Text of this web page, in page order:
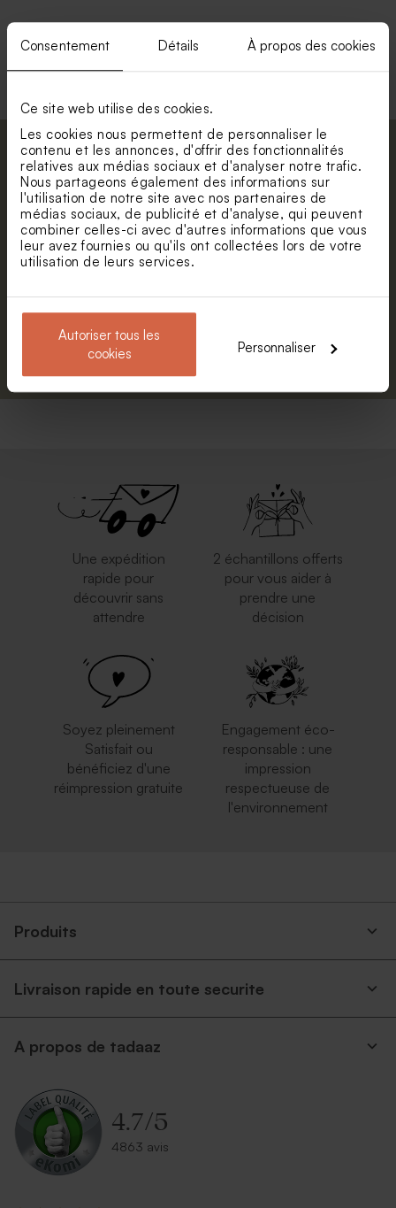
Consentement Détails À propos des cookies
Ce site web utilise des cookies.
Les cookies nous permettent de personnaliser le
contenu et les annonces, d'offrir des fonctionnalités
relatives aux médias sociaux et d'analyser notre trafic.
Nous partageons également des informations sur
l'utilisation de notre site avec nos partenaires de
médias sociaux, de publicité et d'analyse, qui peuvent
combiner celles-ci avec d'autres informations que vous
leur avez fournies ou qu'ils ont collectées lors de votre
utilisation de leurs services.
Autoriser tous les
cookies
Personnaliser
Valisette de naissance
champ de fleurs
Sac en lin cerises sur fond
ligné
Voir +
Abonnez-vous à la newsletter et restez
informé. Petite surprise : bénéficiez de 5%
de réduction.
Prénom
E-mail
Une expédition
rapide pour
découvrir sans
attendre
2 échantillons offerts
pour vous aider à
prendre une
décision
Soyez pleinement
Satisfait ou
bénéficiez d'une
réimpression gratuite
Engagement éco-
responsable : une
impression
respectueuse de
l'environnement
Produits
Livraison rapide en toute securite
A propos de tadaaz
4.7/5
4863 avis